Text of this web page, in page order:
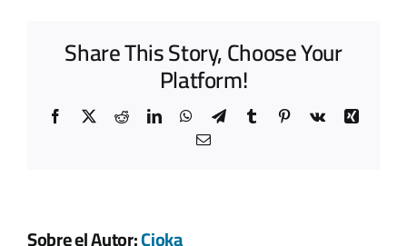
Share This Story, Choose Your
Platform!
Facebook
X RedditLinkedInWhatsApp
TelegramTumblr Pinterest
Vk
Xing
Correo
Sobre el Autor:Cioka